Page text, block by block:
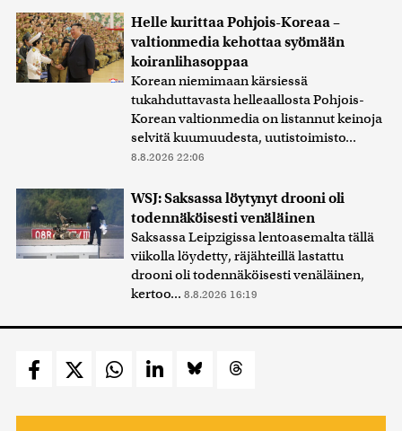
Helle kurittaa Pohjois-Koreaa –
valtionmedia kehottaa syömään
koiranlihasoppaa
Korean niemimaan kärsiessä
tukahduttavasta helleaallosta Pohjois-
Korean valtionmedia on listannut keinoja
selvitä kuumuudesta, uutistoimisto...
8.8.2026 22:06
WSJ: Saksassa löytynyt drooni oli
todennäköisesti venäläinen
Saksassa Leipzigissa lentoasemalta tällä
viikolla löydetty, räjähteillä lastattu
drooni oli todennäköisesti venäläinen,
kertoo... 8.8.2026 16:19